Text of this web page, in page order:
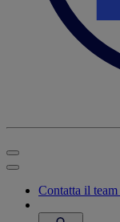
Contatta il